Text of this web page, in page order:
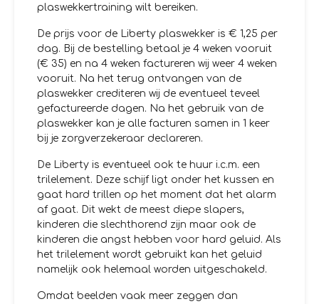
plaswekkertraining wilt bereiken.
De prijs voor de Liberty plaswekker is € 1,25 per
dag. Bij de bestelling betaal je 4 weken vooruit
(€ 35) en na 4 weken factureren wij weer 4 weken
vooruit. Na het terug ontvangen van de
plaswekker crediteren wij de eventueel teveel
gefactureerde dagen. Na het gebruik van de
plaswekker kan je alle facturen samen in 1 keer
bij je zorgverzekeraar declareren.
De Liberty is eventueel ook te huur i.c.m. een
trilelement. Deze schijf ligt onder het kussen en
gaat hard trillen op het moment dat het alarm
af gaat. Dit wekt de meest diepe slapers,
kinderen die slechthorend zijn maar ook de
kinderen die angst hebben voor hard geluid. Als
het trilelement wordt gebruikt kan het geluid
namelijk ook helemaal worden uitgeschakeld.
Omdat beelden vaak meer zeggen dan